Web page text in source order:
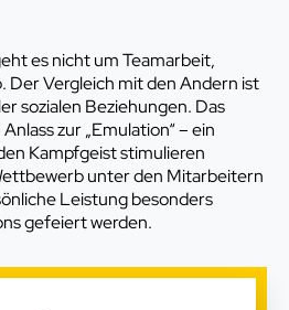
es nicht um Teamarbeit,
Der Vergleich mit den Andern ist
sozialen Beziehungen. Das
zur „Emulation“ – ein
Kampfgeist stimulieren
unter den Mitarbeitern
Leistung besonders
gefeiert werden.